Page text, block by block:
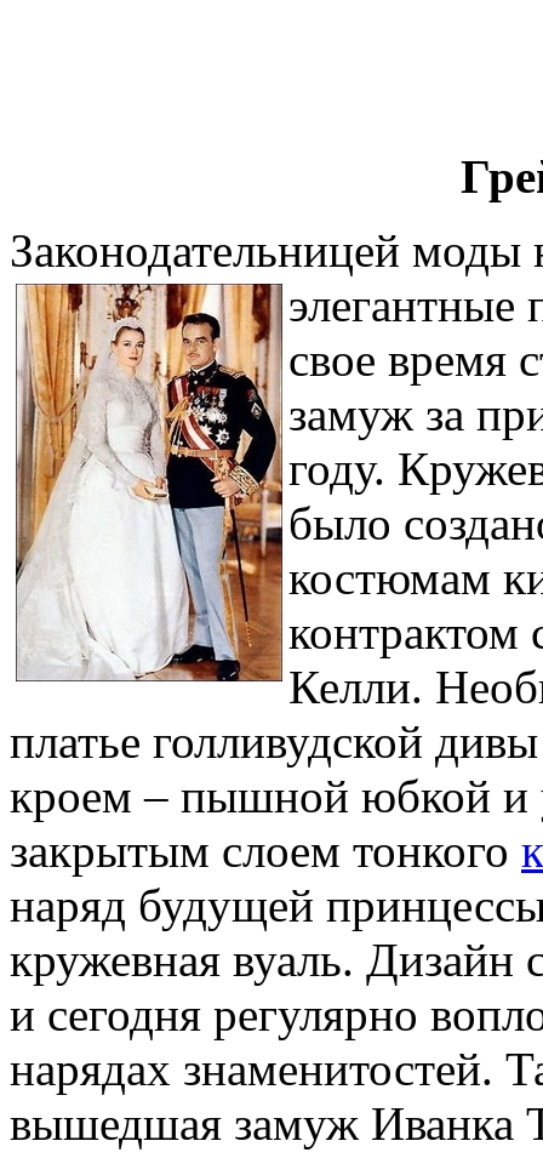
Законодательницей
свое время
замуж за
году.
было
костюмам
контрактом
Келли.
платье голливудской
кроем – пышной юбкой и
закрытым слоем тонкого
наряд будущей
кружевная вуаль. Дизайн
и сегодня регулярно
нарядах знаменитостей.
вышедшая замуж Иванка